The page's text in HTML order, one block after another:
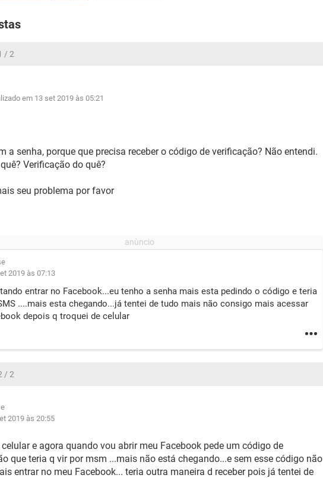
/ 2
em 13 set 2019 às 05:21
a senha, porque que precisa receber o código de verificação? Não entendi.
Verificação do quê?
seu problema por favor
2019 às 07:13
entrar no Facebook...eu tenho a senha mais esta pedindo o código e teria
....mais esta chegando...já tentei de tudo mais não consigo mais acessar
depois q troquei de celular
/ 2
2019 às 20:55
e agora quando vou abrir meu Facebook pede um código de
que teria q vir por msm ...mais não está chegando...e sem esse código não
entrar no meu Facebook... teria outra maneira d receber pois já tentei de